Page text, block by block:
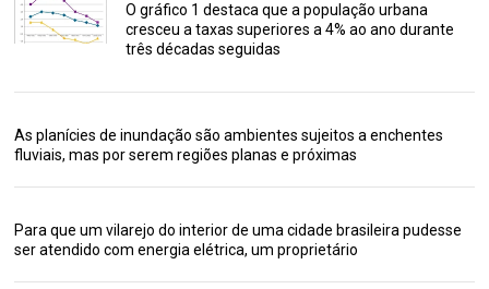
O gráfico 1 destaca que a população urbana
cresceu a taxas superiores a 4% ao ano durante
três décadas seguidas
As planícies de inundação são ambientes sujeitos a enchentes
fluviais, mas por serem regiões planas e próximas
Para que um vilarejo do interior de uma cidade brasileira pudesse
ser atendido com energia elétrica, um proprietário